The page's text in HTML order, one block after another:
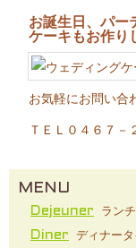
お誕生日、パー
ケーキもお作
お気軽にお問い合
ＴＥＬ０４６７－
MENU
Dejeuner ラン
Diner ディナー